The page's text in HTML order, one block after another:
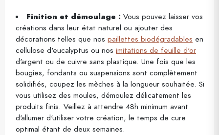
Finition et démoulage : Vous pouvez laisser vos
créations dans leur état naturel ou ajouter des
décorations telles que nos paillettes biodégradables en
cellulose d'eucalyptus ou nos imitations de feuille d'or
d'argent ou de cuivre sans plastique. Une fois que les
bougies, fondants ou suspensions sont complètement
solidifiés, coupez les mèches à la longueur souhaitée. Si
vous utilisez des moules, démoulez délicatement les
produits finis. Veillez à attendre 48h minimum avant
d'allumer d'utiliser votre création, le temps de cure
optimal étant de deux semaines.